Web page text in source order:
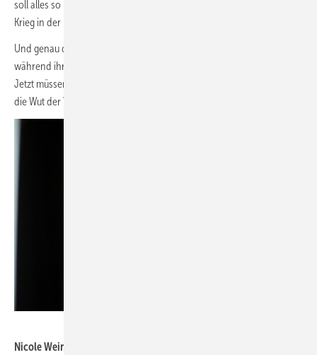
soll alles so bleiben, wie es ist. Oder so gut es geht, abgesehen vom
Krieg in der Ukraine und vorher Corona.
Und genau das ist es, was Merkel erreicht hat: Dass die Menschen es
während ihrer Amtszeit verlernt haben, Veränderungen auszuhalten.
Jetzt müssen wir hoffen, dass unsere Demokratie stark genug ist, um
die Wut der Veränderungsunwilligen aufzulösen.
Nicole Weinhold, Chefredakteurin Magazin Erneuerbare Energien